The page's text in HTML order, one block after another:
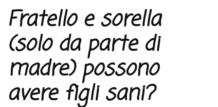
Fratello e sorella
(solo da parte di
madre) possono
avere figli sani?